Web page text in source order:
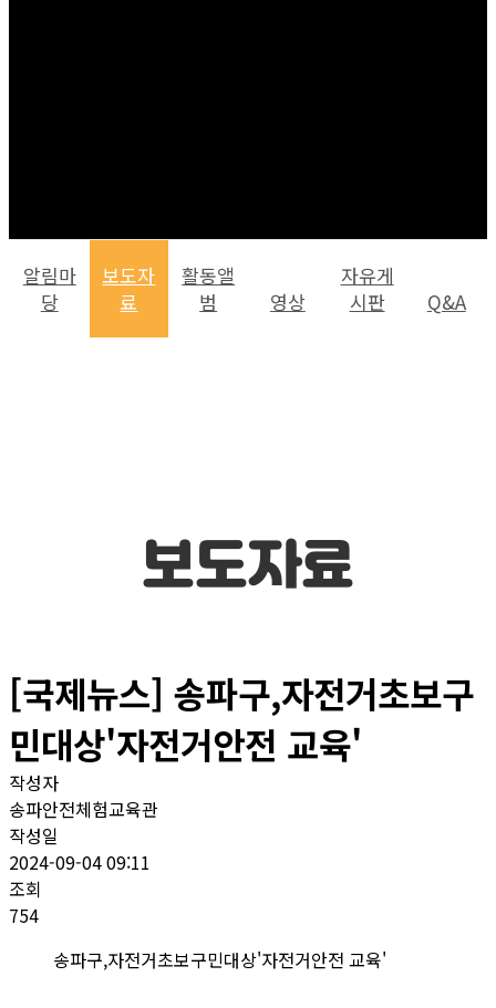
알림마
당
보도자
료
활동앨
범
영상
자유게
시판
Q&A
보도자료
[국제뉴스] 송파구,자전거초보구
민대상'자전거안전 교육'
작성자
송파안전체험교육관
작성일
2024-09-04 09:11
조회
754
송파구,자전거초보구민대상'자전거안전 교육'